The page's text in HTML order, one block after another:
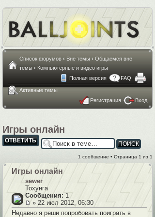
Список форумов ‹ Вне темы ‹ Общаемся вне
темы ‹ Компьютерные и видео игры
FAQ
Полная версия
Активные темы
Регистрация
Вход
Игры онлайн
ОТВЕТИТЬ
1 сообщение • Страница 1 из 1
Игры онлайн
sewer
Тохунга
Сообщения: 1
» 22 июл 2012, 06:30
Недавно я реши попробовать поиграть в